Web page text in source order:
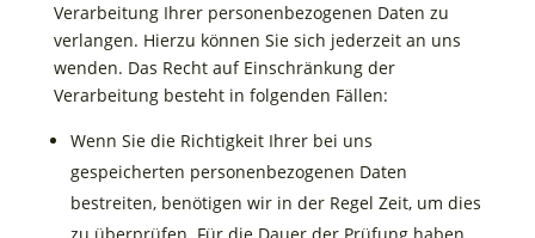
Verarbeitung Ihrer personenbezogenen Daten zu
verlangen. Hierzu können Sie sich jederzeit an uns
wenden. Das Recht auf Einschränkung der
Verarbeitung besteht in folgenden Fällen:
Wenn Sie die Richtigkeit Ihrer bei uns
gespeicherten personenbezogenen Daten
bestreiten, benötigen wir in der Regel Zeit, um dies